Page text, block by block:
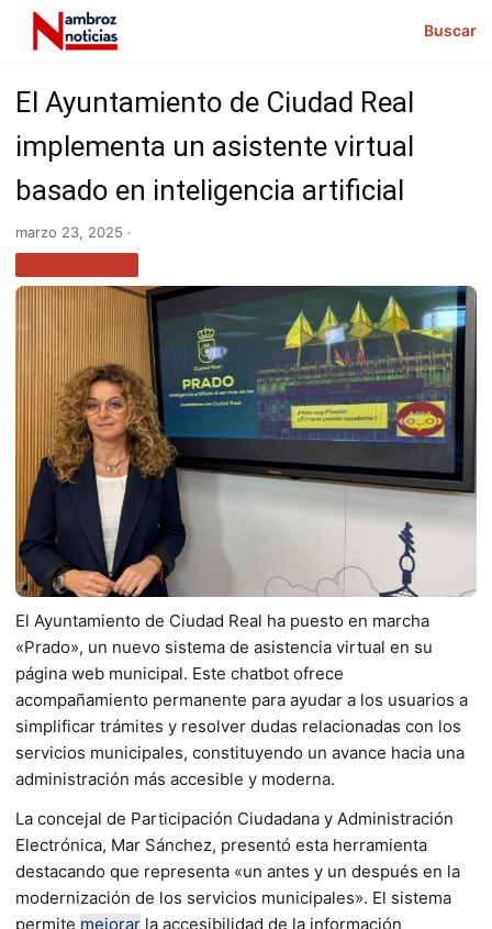
Buscar
El Ayuntamiento de Ciudad Real
implementa un asistente virtual
basado en inteligencia artificial
marzo 23, 2025 ·
El Ayuntamiento de Ciudad Real ha puesto en marcha
«Prado», un nuevo sistema de asistencia virtual en su
página web municipal. Este chatbot ofrece
acompañamiento permanente para ayudar a los usuarios a
simplificar trámites y resolver dudas relacionadas con los
servicios municipales, constituyendo un avance hacia una
administración más accesible y moderna.
La concejal de Participación Ciudadana y Administración
Electrónica, Mar Sánchez, presentó esta herramienta
destacando que representa «un antes y un después en la
modernización de los servicios municipales». El sistema
permite mejorar la accesibilidad de la información